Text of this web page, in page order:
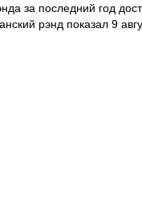
за последний год
рэнд показал 9